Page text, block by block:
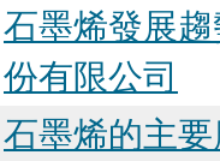
石墨烯發展
份有限公司
石墨烯的主